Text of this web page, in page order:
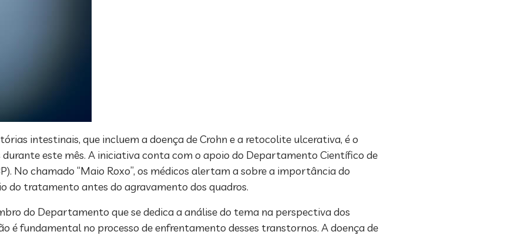
intestinais, que incluem a doença de Crohn e a retocolite ulcerativa, é o
este mês. A iniciativa conta com o apoio do Departamento Científico de
No chamado “Maio Roxo”, os médicos alertam a sobre a importância do
do tratamento antes do agravamento dos quadros.
do Departamento que se dedica a análise do tema na perspectiva dos
é fundamental no processo de enfrentamento desses transtornos. A doença de